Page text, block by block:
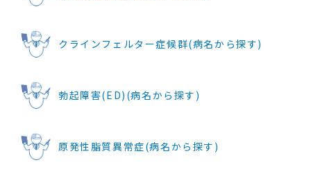
クラインフェルター症候群(病名から探す)
勃起障害(ED)(病名から探す)
原発性脂質異常症(病名から探す)